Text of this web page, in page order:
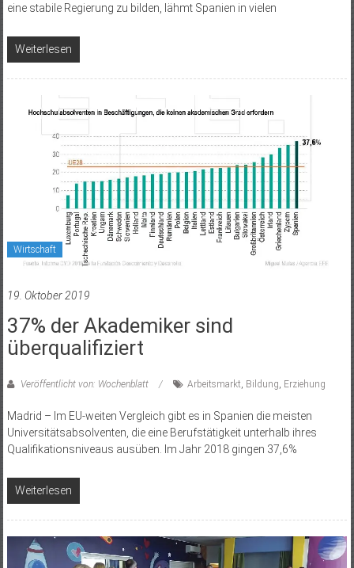
eine stabile Regierung zu bilden, lähmt Spanien in vielen
Weiterlesen
Wirtschaft
19. Oktober 2019
37% der Akademiker sind
überqualifiziert
Veröffentlicht von: Wochenblatt Arbeitsmarkt, Bildung, Erziehung
Madrid – Im EU-weiten Vergleich gibt es in Spanien die meisten
Universitätsabsolventen, die eine Berufstätigkeit unterhalb ihres
Qualifikationsniveaus ausüben. Im Jahr 2018 gingen 37,6%
Weiterlesen